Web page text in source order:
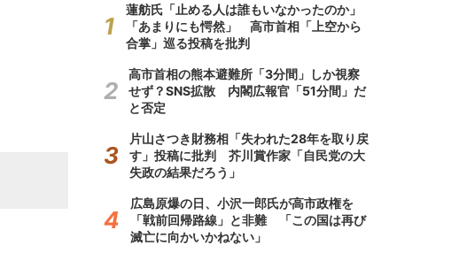
蓮舫氏「止める人は誰もいなかったのか」
「あまりにも愕然」 高市首相「上空から
合掌」巡る投稿を批判
高市首相の熊本避難所「3分間」しか視察
せず？SNS拡散 内閣広報官「51分間」だ
と否定
片山さつき財務相「失われた28年を取り戻
す」投稿に批判 芥川賞作家「自民党の大
失政の結果だろう」
広島原爆の日、小沢一郎氏が高市政権を
「戦前回帰路線」と非難 「この国は再び
滅亡に向かいかねない」